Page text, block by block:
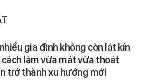
gia đình không còn lát kín
cách làm vừa mát vừa thoát
trở thành xu hướng mới